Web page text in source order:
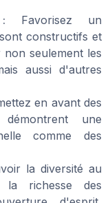
Favorisez un
constructifs et
non seulement les
aussi d'autres
en avant des
une
comme des
la diversité au
la richesse des